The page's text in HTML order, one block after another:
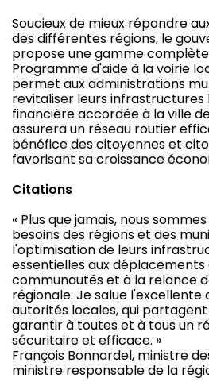
Soucieux de mieux répondre
des différentes régions, le
propose une gamme
Programme d'aide à la voirie
permet aux administrations
revitaliser leurs infrastructures
financière accordée à la ville
assurera un réseau routier
bénéfice des citoyennes et
favorisant sa croissance
Citations
« Plus que jamais, nous
besoins des régions et des
l'optimisation de leurs
essentielles aux
communautés et à la relance
régionale. Je salue
autorités locales, qui
garantir à toutes et à tous un
sécuritaire et efficace. »
François Bonnardel, ministre
ministre responsable de la